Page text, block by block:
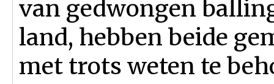
van gedwongen
land, hebben beide
met trots weten te